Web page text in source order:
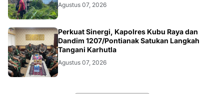
Agustus 07, 2026
KALBAR
Perkuat Sinergi, Kapolres Kubu Raya dan
Dandim 1207/Pontianak Satukan Langkah
Tangani Karhutla
Agustus 07, 2026